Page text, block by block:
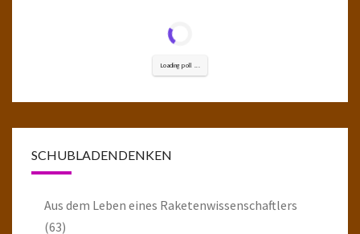
Loading poll ...
SCHUBLADENDENKEN
Aus dem Leben eines Raketenwissenschaftlers
(63)